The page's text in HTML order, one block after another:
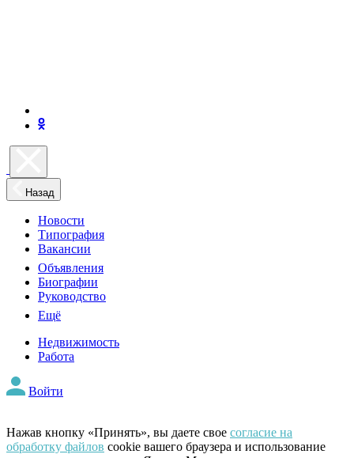
Назад
Новости
Типография
Вакансии
Объявления
Биографии
Руководство
Ещё
Недвижимость
Работа
Войти
Нажав кнопку «Принять», вы даете свое согласие на
обработку файлов cookie вашего браузера и использование